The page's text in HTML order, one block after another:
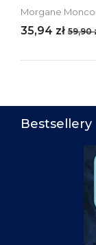
Morgane
35,94 zł 59,90
Bestsellery